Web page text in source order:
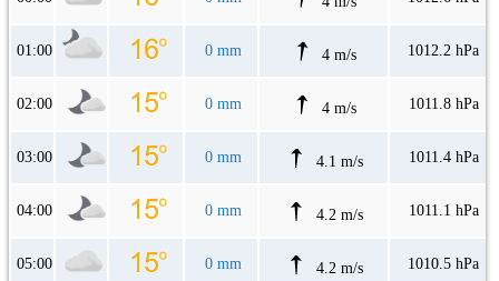
01:00 0 mm 4 m/s 1012.2 hPa
02:00 0 mm 4 m/s 1011.8 hPa
03:00 0 mm 4.1 m/s 1011.4 hPa
04:00 0 mm 4.2 m/s 1011.1 hPa
05:00 0 mm 4.2 m/s 1010.5 hPa